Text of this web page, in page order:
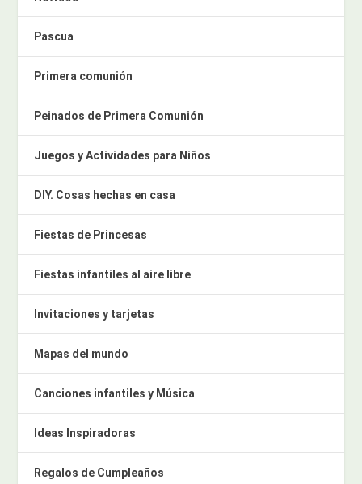
Pascua
Primera comunión
Peinados de Primera Comunión
Juegos y Actividades para Niños
DIY. Cosas hechas en casa
Fiestas de Princesas
Fiestas infantiles al aire libre
Invitaciones y tarjetas
Mapas del mundo
Canciones infantiles y Música
Ideas Inspiradoras
Regalos de Cumpleaños